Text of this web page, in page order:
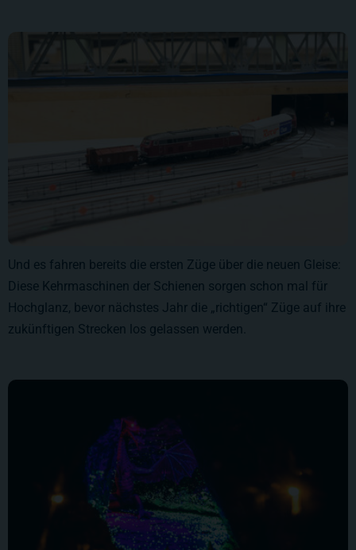
Und es fahren bereits die ersten Züge über die neuen Gleise:
Diese Kehrmaschinen der Schienen sorgen schon mal für
Hochglanz, bevor nächstes Jahr die „richtigen“ Züge auf ihre
zukünftigen Strecken los gelassen werden.